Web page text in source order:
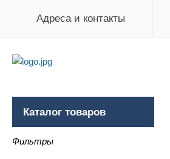
Адреса и контакты
Каталог товаров
Фильтры